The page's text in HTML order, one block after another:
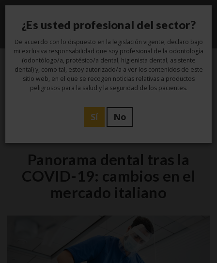
Toggle
9
Panorama dental tras la
COVID-19: cambios en el
mercado italiano
¿Es usted profesional del sector?
De acuerdo con lo dispuesto en la legislación vigente, declaro bajo
mi exclusiva responsabilidad que soy profesional de la odontología
(odontólogo/a, protésico/a dental, higienista dental, asistente
dental) y, como tal, estoy autorizado/a a ver los contenidos de este
sitio web, en el que se recogen noticias relativas a productos
peligrosos para la salud y la seguridad de los pacientes.
Sí No